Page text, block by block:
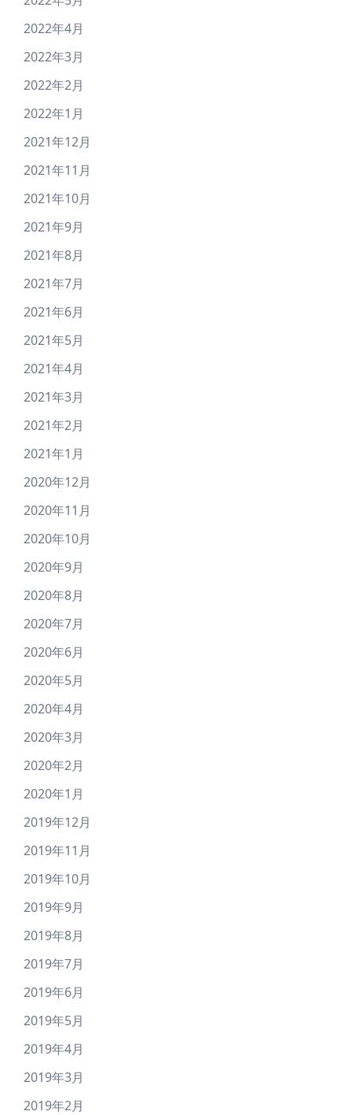
2022年4月
2022年3月
2022年2月
2022年1月
2021年12月
2021年11月
2021年10月
2021年9月
2021年8月
2021年7月
2021年6月
2021年5月
2021年4月
2021年3月
2021年2月
2021年1月
2020年12月
2020年11月
2020年10月
2020年9月
2020年8月
2020年7月
2020年6月
2020年5月
2020年4月
2020年3月
2020年2月
2020年1月
2019年12月
2019年11月
2019年10月
2019年9月
2019年8月
2019年7月
2019年6月
2019年5月
2019年4月
2019年3月
2019年2月